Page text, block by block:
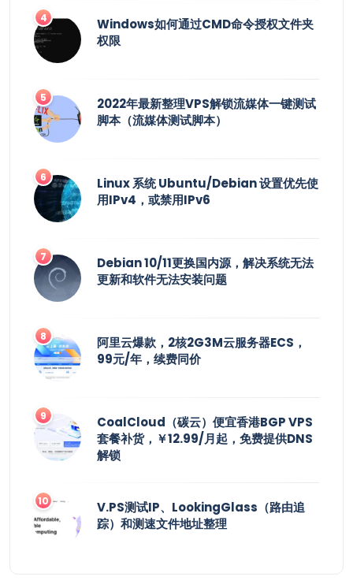
Windows如何通过CMD命令授权文件夹
权限
2022年最新整理VPS解锁流媒体一键测试
脚本（流媒体测试脚本）
Linux 系统 Ubuntu/Debian 设置优先使
用IPv4，或禁用IPv6
Debian 10/11更换国内源，解决系统无法
更新和软件无法安装问题
阿里云爆款，2核2G3M云服务器ECS，
99元/年，续费同价
CoalCloud（碳云）便宜香港BGP VPS
套餐补货，￥12.99/月起，免费提供DNS
解锁
V.PS测试IP、LookingGlass（路由追
踪）和测速文件地址整理